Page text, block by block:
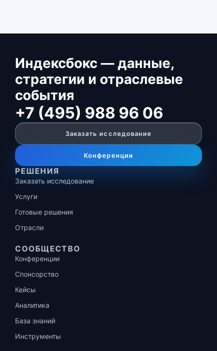
Индексбокс — данные,
стратегии и отраслевые
события
+7 (495) 988 96 06
Заказать исследование
Конференции
РЕШЕНИЯ
Заказать исследование
Услуги
Готовые решения
Отрасли
СООБЩЕСТВО
Конференции
Спонсорство
Кейсы
Аналитика
База знаний
Инструменты